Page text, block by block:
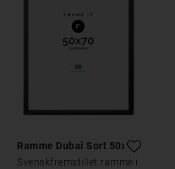
Ramme Dubai Sort 50x70
Svenskfremstillet ramme i